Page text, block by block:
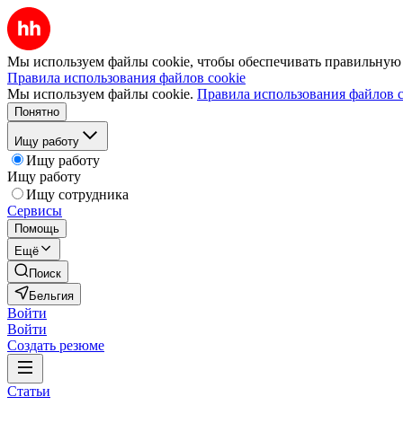
Мы используем файлы cookie, чтобы обеспечивать правильную
Правила использования файлов cookie
Мы используем файлы cookie. Правила использования файлов
Понятно
Ищу работу
Ищу работу
Ищу работу
Ищу сотрудника
Сервисы
Помощь
Ещё
Поиск
Бельгия
Войти
Войти
Создать резюме
Статьи